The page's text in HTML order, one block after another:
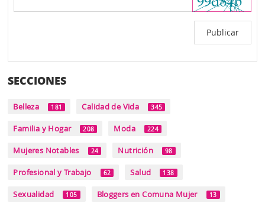
SECCIONES
Belleza 181 Calidad de Vida 345
Familia y Hogar 208 Moda 224
Mujeres Notables 24 Nutrición 98
Profesional y Trabajo 62 Salud 138
Sexualidad 105 Bloggers en Comuna Mujer 13